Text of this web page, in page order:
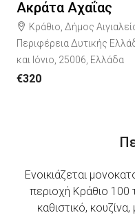
Ακράτα Αχαΐας
Κράθιο, Δήμος
Περιφέρεια Δυτικής
και Ιόνιο, 25006, Ελλάδα
€320
Ενοικιάζεται
περιοχή Κράθιο 100
καθιστικό,